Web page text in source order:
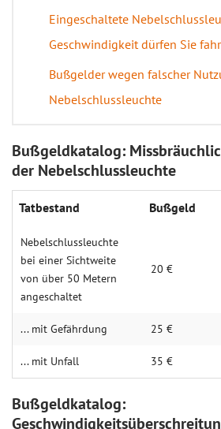
Eingeschaltete
Geschwindigkeit dürfen Sie
Bußgelder wegen falscher
Nebelschlussleuchte
Bußgeldkatalog:
der Nebelschlussleuchte
Tatbestand Bußgeld
Nebelschlussleuchte
bei einer Sichtweite
von über 50 Metern
angeschaltet
20 €
... mit Gefährdung 25 €
... mit Unfall 35 €
Bußgeldkatalog: